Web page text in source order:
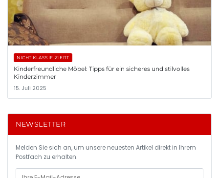
NICHT KLASSIFIZIERT
Kinderfreundliche Möbel: Tipps für ein sicheres und stilvolles
Kinderzimmer
15. Juli 2025
NEWSLETTER
Melden Sie sich an, um unsere neuesten Artikel direkt in Ihrem
Postfach zu erhalten.